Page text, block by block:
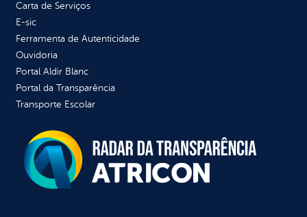
Carta de Serviços
E-sic
Ferramenta de Autenticidade
Ouvidoria
Portal Aldir Blanc
Portal da Transparência
Transporte Escolar